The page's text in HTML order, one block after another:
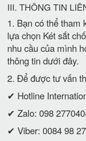
III. THÔNG TIN
1. Bạn có thể tham
lựa chọn Két sắt
nhu cầu của mình
thông tin dưới đây.
2. Để được tư vấn
✔ Hotline
✔ Zalo: 098
✔ Viber: 0084 98